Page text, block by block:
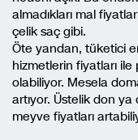
almadıkları mal
çelik saç gibi.
Öte yandan, tüketici
hizmetlerin fiyatları ile
olabiliyor. Mesela
artıyor. Üstelik don ya
meyve fiyatları